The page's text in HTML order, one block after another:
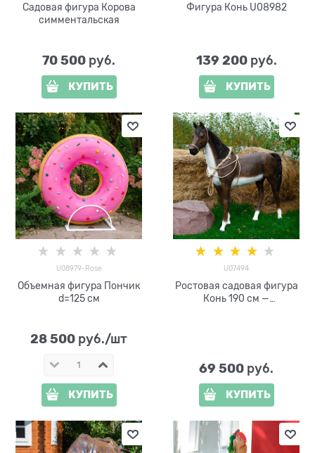
Садовая фигура Корова
симментальская
70 500 руб.
КУПИТЬ
Фигура Конь U08982
139 200 руб.
КУПИТЬ
U08979-Rose
Объемная фигура Пончик
d=125 см
28 500 руб./шт
КУПИТЬ
U07494
Ростовая садовая фигура
Конь 190 см —
69 500 руб.
КУПИТЬ